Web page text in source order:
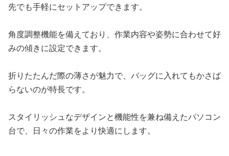
先でも手軽にセットアップできます。
角度調整機能を備えており、作業内容や姿勢に合わせて好
みの傾きに設定できます。
折りたたんだ際の薄さが魅力で、バッグに入れてもかさば
らないのが特長です。
スタイリッシュなデザインと機能性を兼ね備えたパソコン
台で、日々の作業をより快適にします。